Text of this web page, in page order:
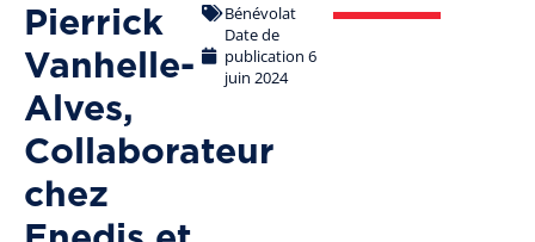
Pierrick
Vanhelle-
Alves,
Collaborateur
chez
Bénévolat
Date de
publication 6
juin 2024